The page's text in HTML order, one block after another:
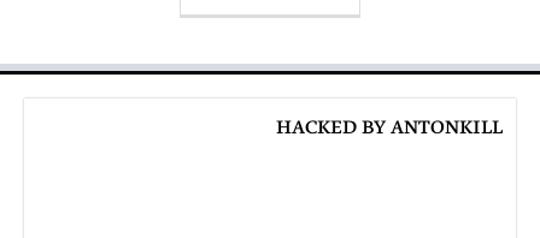
HACKED BY ANTONKILL